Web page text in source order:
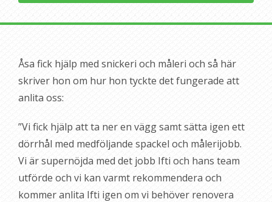
Åsa fick hjälp med snickeri och måleri och så här
skriver hon om hur hon tyckte det fungerade att
anlita oss:
”Vi fick hjälp att ta ner en vägg samt sätta igen ett
dörrhål med medföljande spackel och målerijobb.
Vi är supernöjda med det jobb Ifti och hans team
utförde och vi kan varmt rekommendera och
kommer anlita Ifti igen om vi behöver renovera